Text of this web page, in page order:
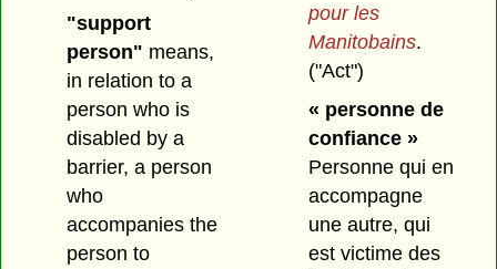
"support
person" means,
in relation to a
person who is
disabled by a
barrier, a person
who
accompanies the
person to
pour les
Manitobains.
("Act")
« personne de
confiance »
Personne qui en
accompagne
une autre, qui
est victime des